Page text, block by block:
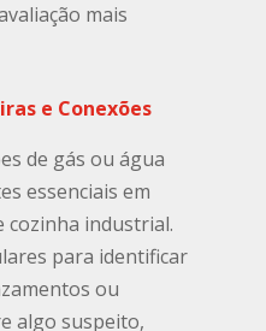
mais
e Conexões
de gás ou água
essenciais em
cozinha industrial.
para identificar
ou
algo suspeito,